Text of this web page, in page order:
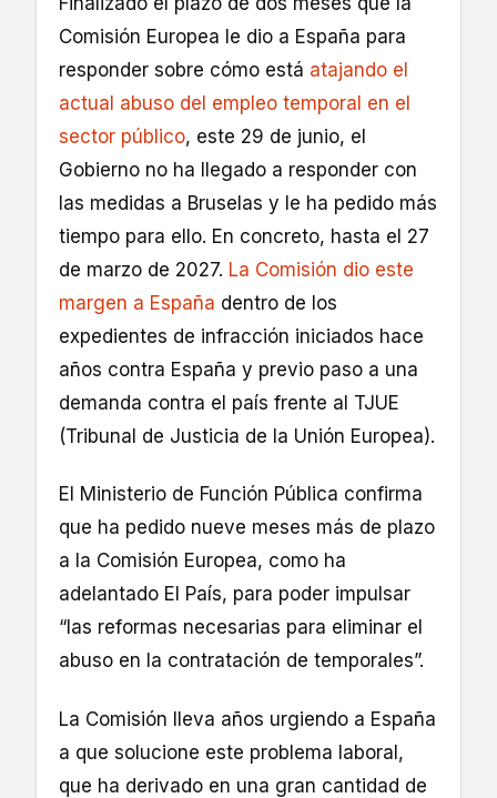
Comisión Europea le dio a España para
responder sobre cómo está atajando el
actual abuso del empleo temporal en el
sector público, este 29 de junio, el
Gobierno no ha llegado a responder con
las medidas a Bruselas y le ha pedido más
tiempo para ello. En concreto, hasta el 27
de marzo de 2027. La Comisión dio este
margen a España dentro de los
expedientes de infracción iniciados hace
años contra España y previo paso a una
demanda contra el país frente al TJUE
(Tribunal de Justicia de la Unión Europea).
El Ministerio de Función Pública confirma
que ha pedido nueve meses más de plazo
a la Comisión Europea, como ha
adelantado El País, para poder impulsar
“las reformas necesarias para eliminar el
abuso en la contratación de temporales”.
La Comisión lleva años urgiendo a España
a que solucione este problema laboral,
que ha derivado en una gran cantidad de